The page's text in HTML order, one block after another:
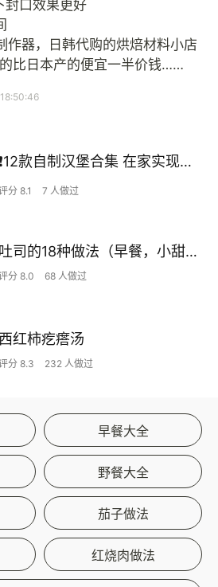
封口效果更好
作器，日韩代购的烘焙材料小店
比日本产的便宜一半价钱……
❗12款自制汉堡合集 在家实现汉堡自由⁉️
分 8.1 7 人做过
吐司的18种做法（早餐，小甜品）
分 8.0 68 人做过
西红柿疙瘩汤
分 8.3 232 人做过
早餐大全
野餐大全
茄子做法
红烧肉做法